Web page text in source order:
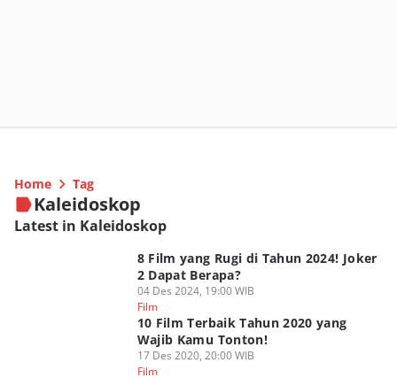
Home Tag
Kaleidoskop
Latest in Kaleidoskop
8 Film yang Rugi di Tahun 2024! Joker
2 Dapat Berapa?
04 Des 2024, 19:00 WIB
Film
10 Film Terbaik Tahun 2020 yang
Wajib Kamu Tonton!
17 Des 2020, 20:00 WIB
Film